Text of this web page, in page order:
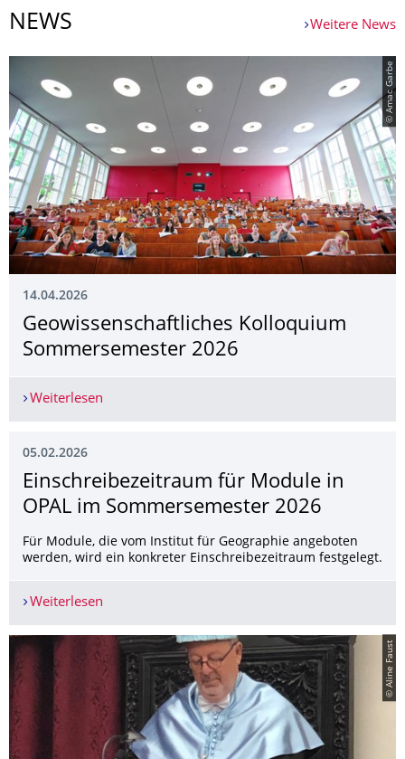
NEWS Weitere News
© Amac Garbe
14.04.2026
Geowissenschaftli­ches Kolloquium
Sommersemester 2026
Weiterlesen
05.02.2026
Einschreibezeit­raum für Module in
OPAL im Sommersemester 2026
Für Module, die vom Institut für Geographie angeboten
werden, wird ein konkreter Einschreibezeitraum festgelegt.
Weiterlesen
© Aline Faust